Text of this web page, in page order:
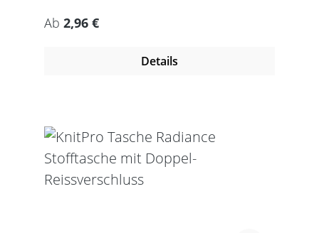
Regulärer Preis:
Ab 2,96 €
Details